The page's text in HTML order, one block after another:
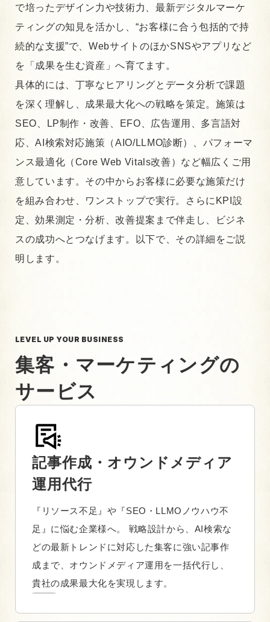
で培ったデザイン力や技術力、最新デジタルマーケ
ティングの知見を活かし、“お客様に合う包括的で持
続的な支援”で、WebサイトのほかSNSやアプリなど
を「成果を生む資産」へ育てます。
具体的には、丁寧なヒアリングとデータ分析で課題
を深く理解し、成果最大化への戦略を策定。施策は
SEO、LP制作・改善、EFO、広告運用、多言語対
応、AI検索対応施策（AIO/LLMO診断）、パフォーマ
ンス最適化（Core Web Vitals改善）など幅広くご用
意しています。その中からお客様に必要な施策だけ
を組み合わせ、ワンストップで実行。さらにKPI設
定、効果測定・分析、改善提案まで伴走し、ビジネ
スの成功へとつなげます。以下で、その詳細をご説
明します。
LEVEL UP YOUR BUSINESS
集客・マーケティングの
サービス
記事作成・オウンドメディア
運用代行
『リソース不足』や『SEO・LLMOノウハウ不
足』に悩む企業様へ。 戦略設計から、AI検索な
どの最新トレンドに対応した集客に強い記事作
成まで、オウンドメディア運用を一括代行し、
貴社の成果最大化を実現します。